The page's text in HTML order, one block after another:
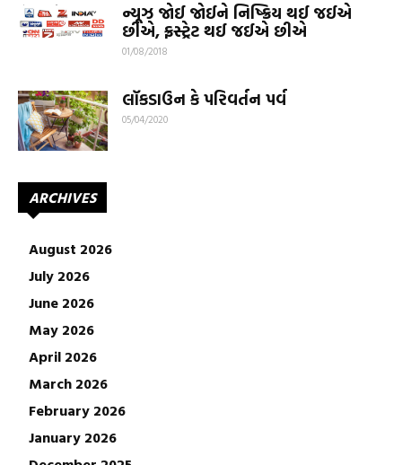
ન્યૂઝ જોઈ જોઈને નિષ્ક્રિય થઈ જઈએ
છીએ, ફ્રસ્ટ્રેટ થઈ જઈએ છીએ
01/08/2018
લૉકડાઉન કે પરિવર્તન પર્વ
05/04/2020
ARCHIVES
August 2026
July 2026
June 2026
May 2026
April 2026
March 2026
February 2026
January 2026